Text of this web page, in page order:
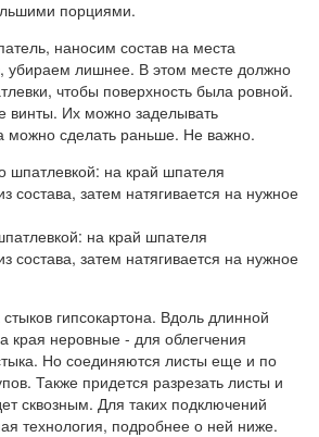
порциями.
наносим состав на места
убираем лишнее. В этом месте должно
чтобы поверхность была ровной.
винты. Их можно заделывать
можно сделать раньше. Не важно.
на край шпателя
состава, затем натягивается на нужное
гипсокартона. Вдоль длинной
края неровные - для облегчения
Но соединяются листы еще и по
Также придется разрезать листы и
сквозным. Для таких подключений
технология, подробнее о ней ниже.